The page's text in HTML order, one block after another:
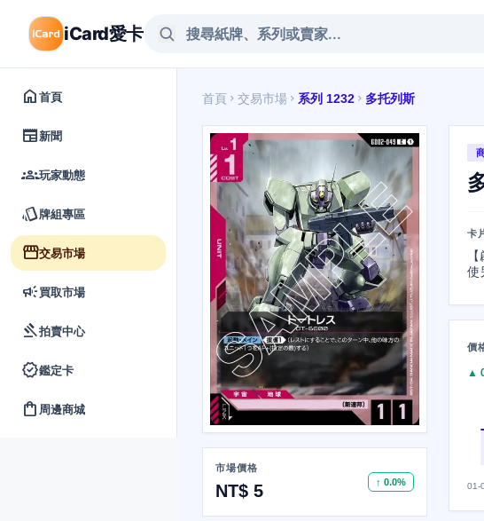
iCard愛卡
home首頁
newspaper新聞
groups玩家動態
style牌組專區
storefront交易市場
campaign買取市場
gavel拍賣中心
verified鑑定卡
shopping_bag 周邊商城
首頁 chevron_right 交易市場 chevron_right 系列 1232 chevron_right 多托列斯
市場價格
NT$ 5 ↑ 0.0%
卡
使
價
▲
01-